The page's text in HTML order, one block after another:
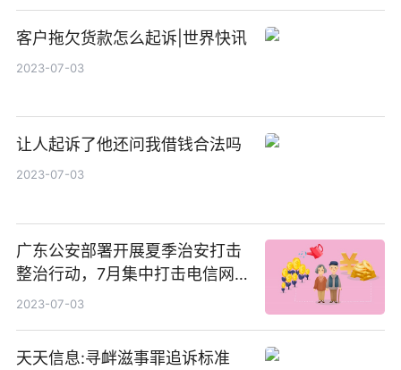
客户拖欠货款怎么起诉|世界快讯
2023-07-03
让人起诉了他还问我借钱合法吗
2023-07-03
广东公安部署开展夏季治安打击
整治行动，7月集中打击电信网
络诈骗等违法行为 天天观察
2023-07-03
天天信息:寻衅滋事罪追诉标准